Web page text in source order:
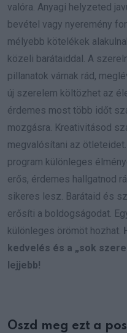
valóra. Anyagi helyzeted
bevétel vagy nyeremény
mélyebb kötelékek
közeli barátaiddal. A
pillanatok várnak rád,
új szerelem költözhet az
érdemes most több időt
mozgásra. Kreativitásod
megvalósítani az
program különleges
erős, érdemes hallgatnod
sikeres lesz. Barátaid és
erősíti a boldogságodat.
különleges örömöt hozhat.
kedvelés és a „sok
lejjebb!
Oszd meg ezt a